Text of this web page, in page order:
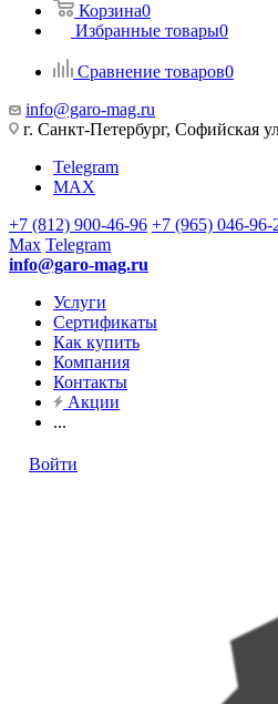
Корзина0
Избранные товары0
Сравнение товаров0
info@garo-mag.ru
г. Санкт-Петербург, Софийская
Telegram
MAX
+7 (812) 900-46-96 +7 (965) 046-96-
Max Telegram
info@garo-mag.ru
Услуги
Сертификаты
Как купить
Компания
Контакты
Акции
...
Войти